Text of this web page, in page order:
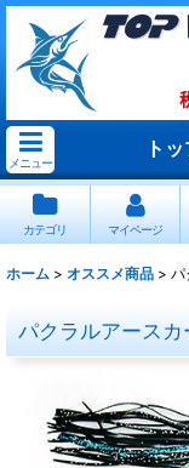
メニュー
ト
カテゴリ マイページ
ホーム > オススメ商品 > パ
パクラルアースカ